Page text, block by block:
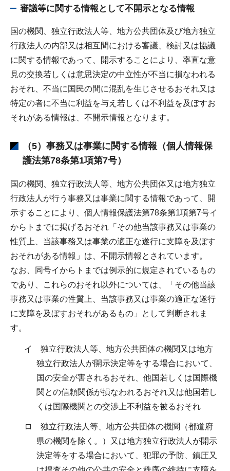
審議等に関する情報として不開示となる情報
国の機関、独立行政法人等、地方公共団体及び地方独立
行政法人の内部又は相互間における審議、検討又は協議
に関する情報であって、開示することにより、率直な意
見の交換若しくは意思決定の中立性が不当に損なわれる
おそれ、不当に国民の間に混乱を生じさせるおそれ又は
特定の者に不当に利益を与え若しくは不利益を及ぼすお
それがある情報は、不開示情報となります。
（5）事務又は事業に関する情報（個人情報保
護法第78条第1項第7号）
国の機関、独立行政法人等、地方公共団体又は地方独立
行政法人が行う事務又は事業に関する情報であって、開
示することにより、個人情報保護法第78条第1項第7号イ
からトまでに掲げるおそれ「その他当該事務又は事業の
性質上、当該事務又は事業の適正な遂行に支障を及ぼす
おそれがある情報」は、不開示情報とされています。
なお、同号イからトまでは例示的に規定されているもの
であり、これらのおそれ以外については、「その他当該
事務又は事業の性質上、当該事務又は事業の適正な遂行
に支障を及ぼすおそれがあるもの」として判断されま
す。
イ 独立行政法人等、地方公共団体の機関又は地方
独立行政法人が開示決定等をする場合において、
国の安全が害されるおそれ、他国若しくは国際機
関との信頼関係が損なわれるおそれ又は他国若し
くは国際機関との交渉上不利益を被るおそれ
ロ 独立行政法人等、地方公共団体の機関（都道府
県の機関を除く。）又は地方独立行政法人が開示
決定等をする場合において、犯罪の予防、鎮圧又